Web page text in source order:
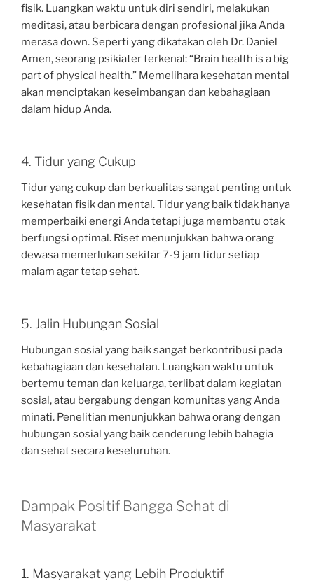
fisik. Luangkan waktu untuk diri sendiri, melakukan
meditasi, atau berbicara dengan profesional jika Anda
merasa down. Seperti yang dikatakan oleh Dr. Daniel
Amen, seorang psikiater terkenal: “Brain health is a big
part of physical health.” Memelihara kesehatan mental
akan menciptakan keseimbangan dan kebahagiaan
dalam hidup Anda.
4. Tidur yang Cukup
Tidur yang cukup dan berkualitas sangat penting untuk
kesehatan fisik dan mental. Tidur yang baik tidak hanya
memperbaiki energi Anda tetapi juga membantu otak
berfungsi optimal. Riset menunjukkan bahwa orang
dewasa memerlukan sekitar 7-9 jam tidur setiap
malam agar tetap sehat.
5. Jalin Hubungan Sosial
Hubungan sosial yang baik sangat berkontribusi pada
kebahagiaan dan kesehatan. Luangkan waktu untuk
bertemu teman dan keluarga, terlibat dalam kegiatan
sosial, atau bergabung dengan komunitas yang Anda
minati. Penelitian menunjukkan bahwa orang dengan
hubungan sosial yang baik cenderung lebih bahagia
dan sehat secara keseluruhan.
Dampak Positif Bangga Sehat di
Masyarakat
1. Masyarakat yang Lebih Produktif